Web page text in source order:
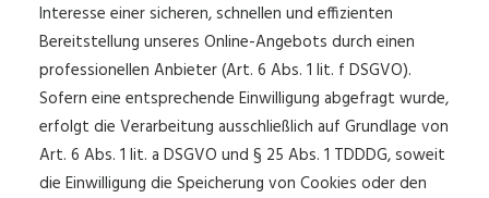
Interesse einer sicheren, schnellen und effizienten
Bereitstellung unseres Online-Angebots durch einen
professionellen Anbieter (Art. 6 Abs. 1 lit. f DSGVO).
Sofern eine entsprechende Einwilligung abgefragt wurde,
erfolgt die Verarbeitung ausschließlich auf Grundlage von
Art. 6 Abs. 1 lit. a DSGVO und § 25 Abs. 1 TDDDG, soweit
die Einwilligung die Speicherung von Cookies oder den